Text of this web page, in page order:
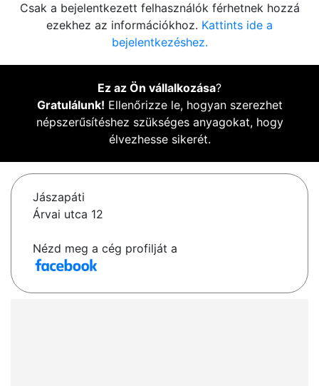
Csak a bejelentkezett felhasználók férhetnek hozzá
ezekhez az információkhoz. Kattints ide a
bejelentkezéshez.
Ez az Ön vállalkozása?
Gratulálunk! Ellenőrizze le, hogyan szerezhet
népszerűsítéshez szükséges anyagokat, hogy
élvezhesse sikerét.
Jászapáti
Árvai utca 12
Nézd meg a cég profilját a